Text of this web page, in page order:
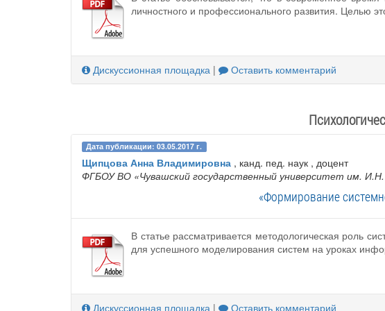
личностного и профессионального развития. Целью
Дискуссионная площадка | Оставить комментарий
Дата публикации: 03.05.2017 г.
Щипцова Анна Владимировна , канд. пед. наук , доцент
ФГБОУ ВО «Чувашский государственный университет им. И.Н.
«Формирование
В статье рассматривается методологическая роль
для успешного моделирования систем на уроках
Дискуссионная площадка | Оставить комментарий